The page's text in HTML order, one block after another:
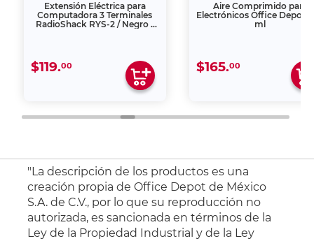
Extensión Eléctrica para
Computadora 3 Terminales
RadioShack RYS-2 / Negro /
$119.00
Aire Comprimido para
Electrónicos Office Depot
ml
$165.00
"La descripción de los productos es una
creación propia de Office Depot de México
S.A. de C.V., por lo que su reproducción no
autorizada, es sancionada en términos de la
Ley de la Propiedad Industrial y de la Ley